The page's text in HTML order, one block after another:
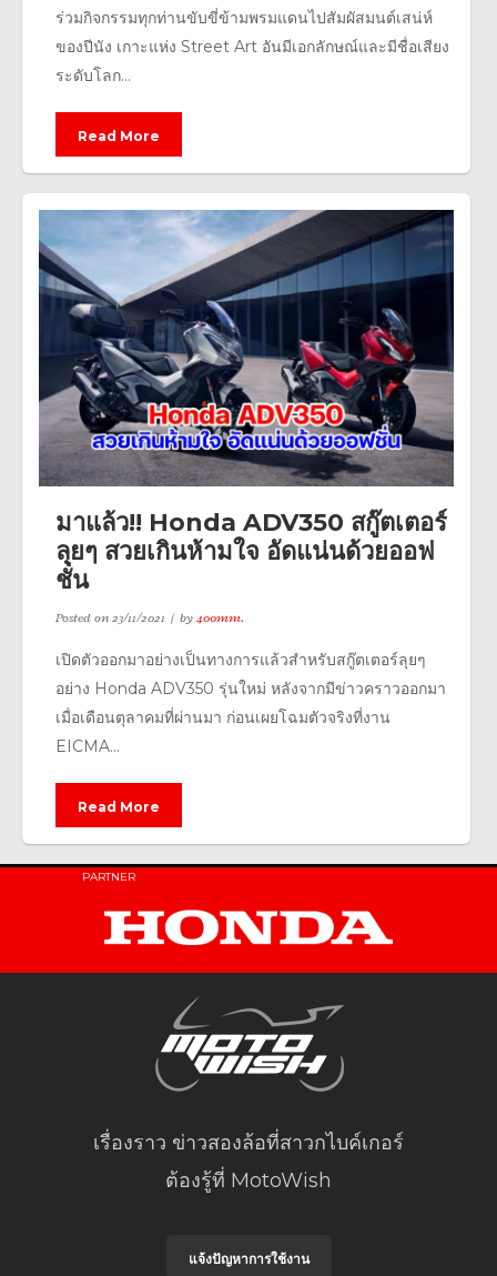
ร่วมกิจกรรมทุกท่านขับขี่ข้ามพรมแดนไปสัมผัสมนต์เสน่ห์
ของปีนัง เกาะแห่ง Street Art อันมีเอกลักษณ์และมีชื่อเสียง
ระดับโลก...
Read More
มาแล้ว!! Honda ADV350 สกู๊ตเตอร์
ลุยๆ สวยเกินห้ามใจ อัดแน่นด้วยออฟ
ชั่น
Posted on23/11/2021 by400mm.
เปิดตัวออกมาอย่างเป็นทางการแล้วสำหรับสกู๊ตเตอร์ลุยๆ
อย่าง Honda ADV350 รุ่นใหม่ หลังจากมีข่าวคราวออกมา
เมื่อเดือนตุลาคมที่ผ่านมา ก่อนเผยโฉมตัวจริงที่งาน
EICMA...
Read More
PARTNER
เรื่องราว ข่าวสองล้อที่สาวกไบค์เกอร์
ต้องรู้ที่ MotoWish
แจ้งปัญหาการใช้งาน